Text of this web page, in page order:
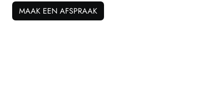
MAAK EEN AFSPRAAK